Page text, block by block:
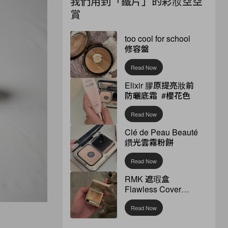
賞
too cool for school
修容盤
Read Now
Elixir 膠原提亮妝前
防曬底霜 #櫻花色
Read Now
Clé de Peau Beauté
鑽光雲霧粉餅
Read Now
RMK 遮瑕盒
Flawless Cover
Concealer
Read Now